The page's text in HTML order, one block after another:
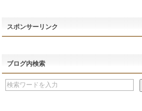
スポンサーリンク
ブログ内検索